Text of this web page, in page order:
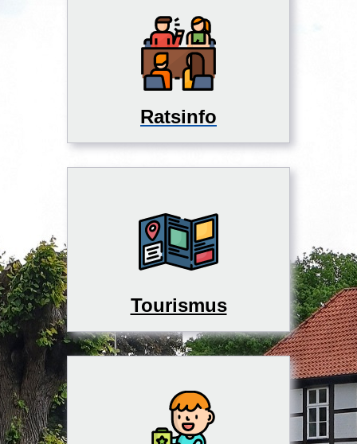
Ratsinfo
Tourismus